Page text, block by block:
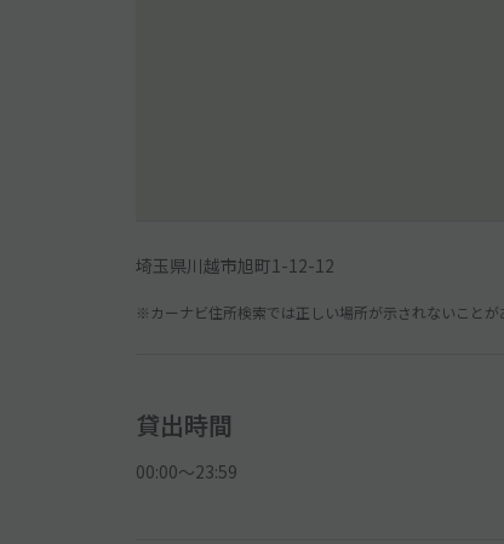
埼玉県川越市旭町1-12-12
※カーナビ住所検索では正しい場所が示されないこと
貸出時間
00:00〜23:59